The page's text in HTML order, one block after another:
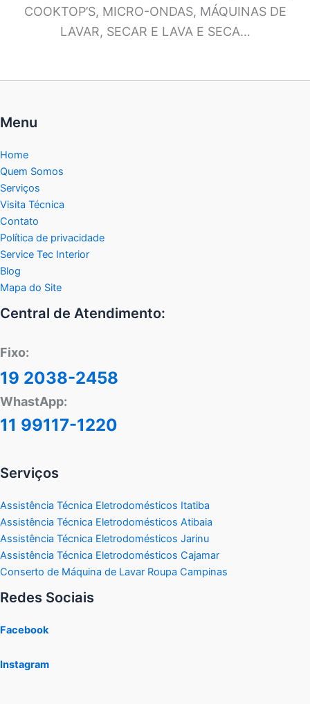
COOKTOP’S, MICRO-ONDAS, MÁQUINAS DE
LAVAR, SECAR E LAVA E SECA…
Menu
Home
Quem Somos
Serviços
Visita Técnica
Contato
Política de privacidade
Service Tec Interior
Blog
Mapa do Site
Central de Atendimento:
Fixo:
19 2038-2458
WhastApp:
11 99117-1220
Serviços
Assistência Técnica Eletrodomésticos Itatiba
Assistência Técnica Eletrodomésticos Atibaia
Assistência Técnica Eletrodomésticos Jarinu
Assistência Técnica Eletrodomésticos Cajamar
Conserto de Máquina de Lavar Roupa Campinas
Redes Sociais
Facebook
Instagram